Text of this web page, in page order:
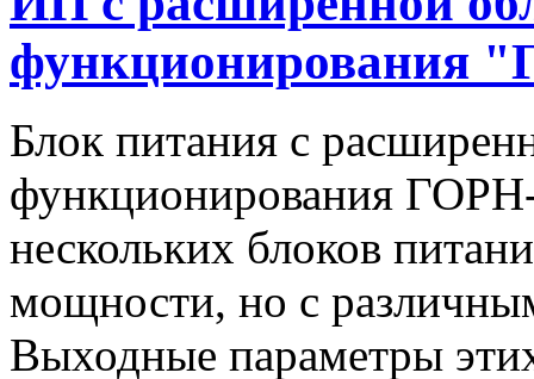
функционирования
Блок питания с
функционирования
нескольких блоков
мощности, но с
Выходные параметры